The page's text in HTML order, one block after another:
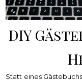
DIY
Statt eines